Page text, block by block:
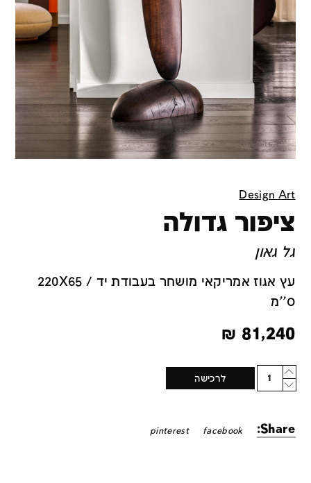
Design Art
ציפור גדולה
גל גאון
עץ אגוז אמריקאי מושחר בעבודת יד / 220X65
ס''מ
81,240
₪
Quantity
לרכישה
Share:
facebook
pinterest